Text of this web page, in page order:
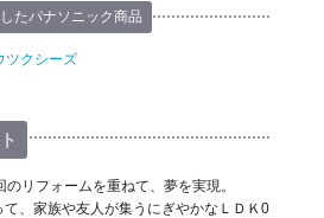
たパナソニック商品
クシーズ
リフォームを重ねて、夢を実現。
て、家族や友人が集うにぎやかなＬＤＫ0